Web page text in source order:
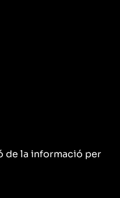
de la informació per